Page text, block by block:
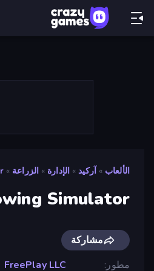
الألعاب » آركيد » الإدارة » الزراعة »
Simulator
مشاركة
مطور
FreePlay LLC